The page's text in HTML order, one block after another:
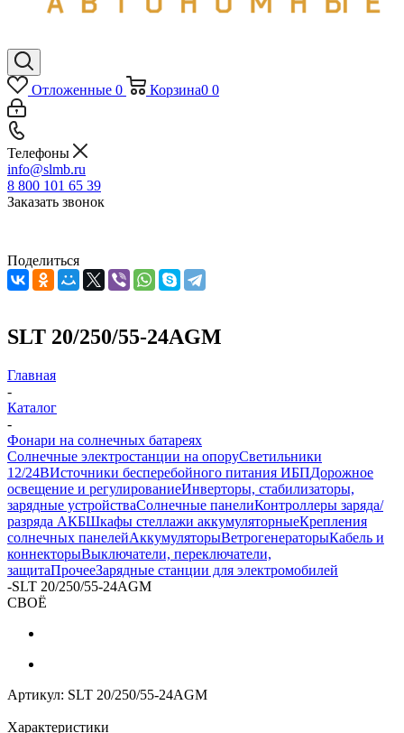
Отложенные 0 Корзина0 0
Телефоны
info@slmb.ru
8 800 101 65 39
Заказать звонок
Поделиться
SLT 20/250/55-24AGM
Главная
-
Каталог
-
Фонари на солнечных батареях
Солнечные электростанции на опоруСветильники
12/24ВИсточники бесперебойного питания ИБПДорожное
освещение и регулированиеИнверторы, стабилизаторы,
зарядные устройстваСолнечные панелиКонтроллеры заряда/
разряда АКБШкафы стеллажи аккумуляторныеКрепления
солнечных панелейАккумуляторыВетрогенераторыКабель и
коннекторыВыключатели, переключатели,
защитаПрочееЗарядные станции для электромобилей
-SLT 20/250/55-24AGM
СВОЁ
Артикул: SLT 20/250/55-24AGM
Характеристики